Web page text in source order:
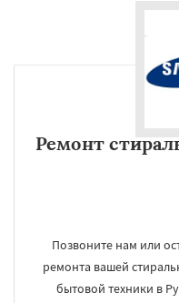
Ремонт
Позвоните нам или
ремонта вашей
бытовой техники в